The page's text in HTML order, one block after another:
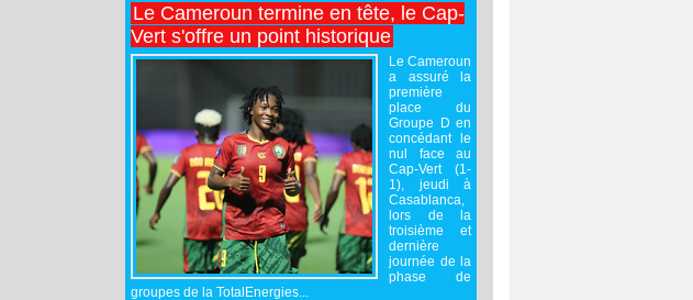
Le Cameroun termine en tête, le Cap-
Vert s'offre un point historique
Le Cameroun
a assuré la
première
place du
Groupe D en
concédant le
nul face au
Cap-Vert (1-
1), jeudi à
Casablanca,
lors de la
troisième et
dernière
journée de la
phase de
groupes de la TotalEnergies...